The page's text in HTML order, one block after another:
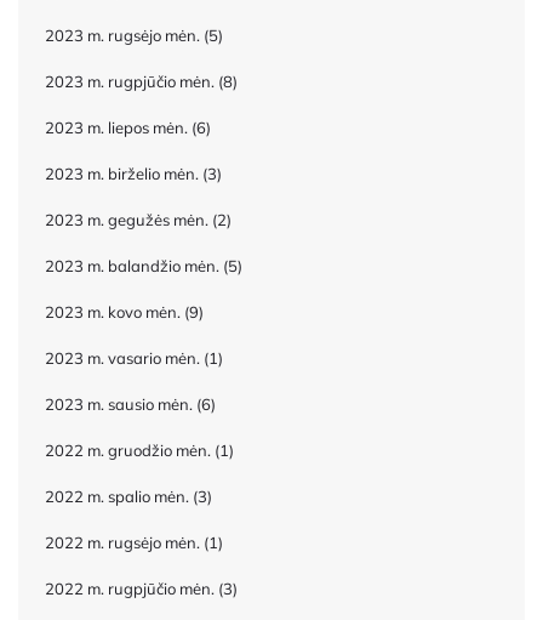
2023 m. rugsėjo mėn. (5)
2023 m. rugpjūčio mėn. (8)
2023 m. liepos mėn. (6)
2023 m. birželio mėn. (3)
2023 m. gegužės mėn. (2)
2023 m. balandžio mėn. (5)
2023 m. kovo mėn. (9)
2023 m. vasario mėn. (1)
2023 m. sausio mėn. (6)
2022 m. gruodžio mėn. (1)
2022 m. spalio mėn. (3)
2022 m. rugsėjo mėn. (1)
2022 m. rugpjūčio mėn. (3)